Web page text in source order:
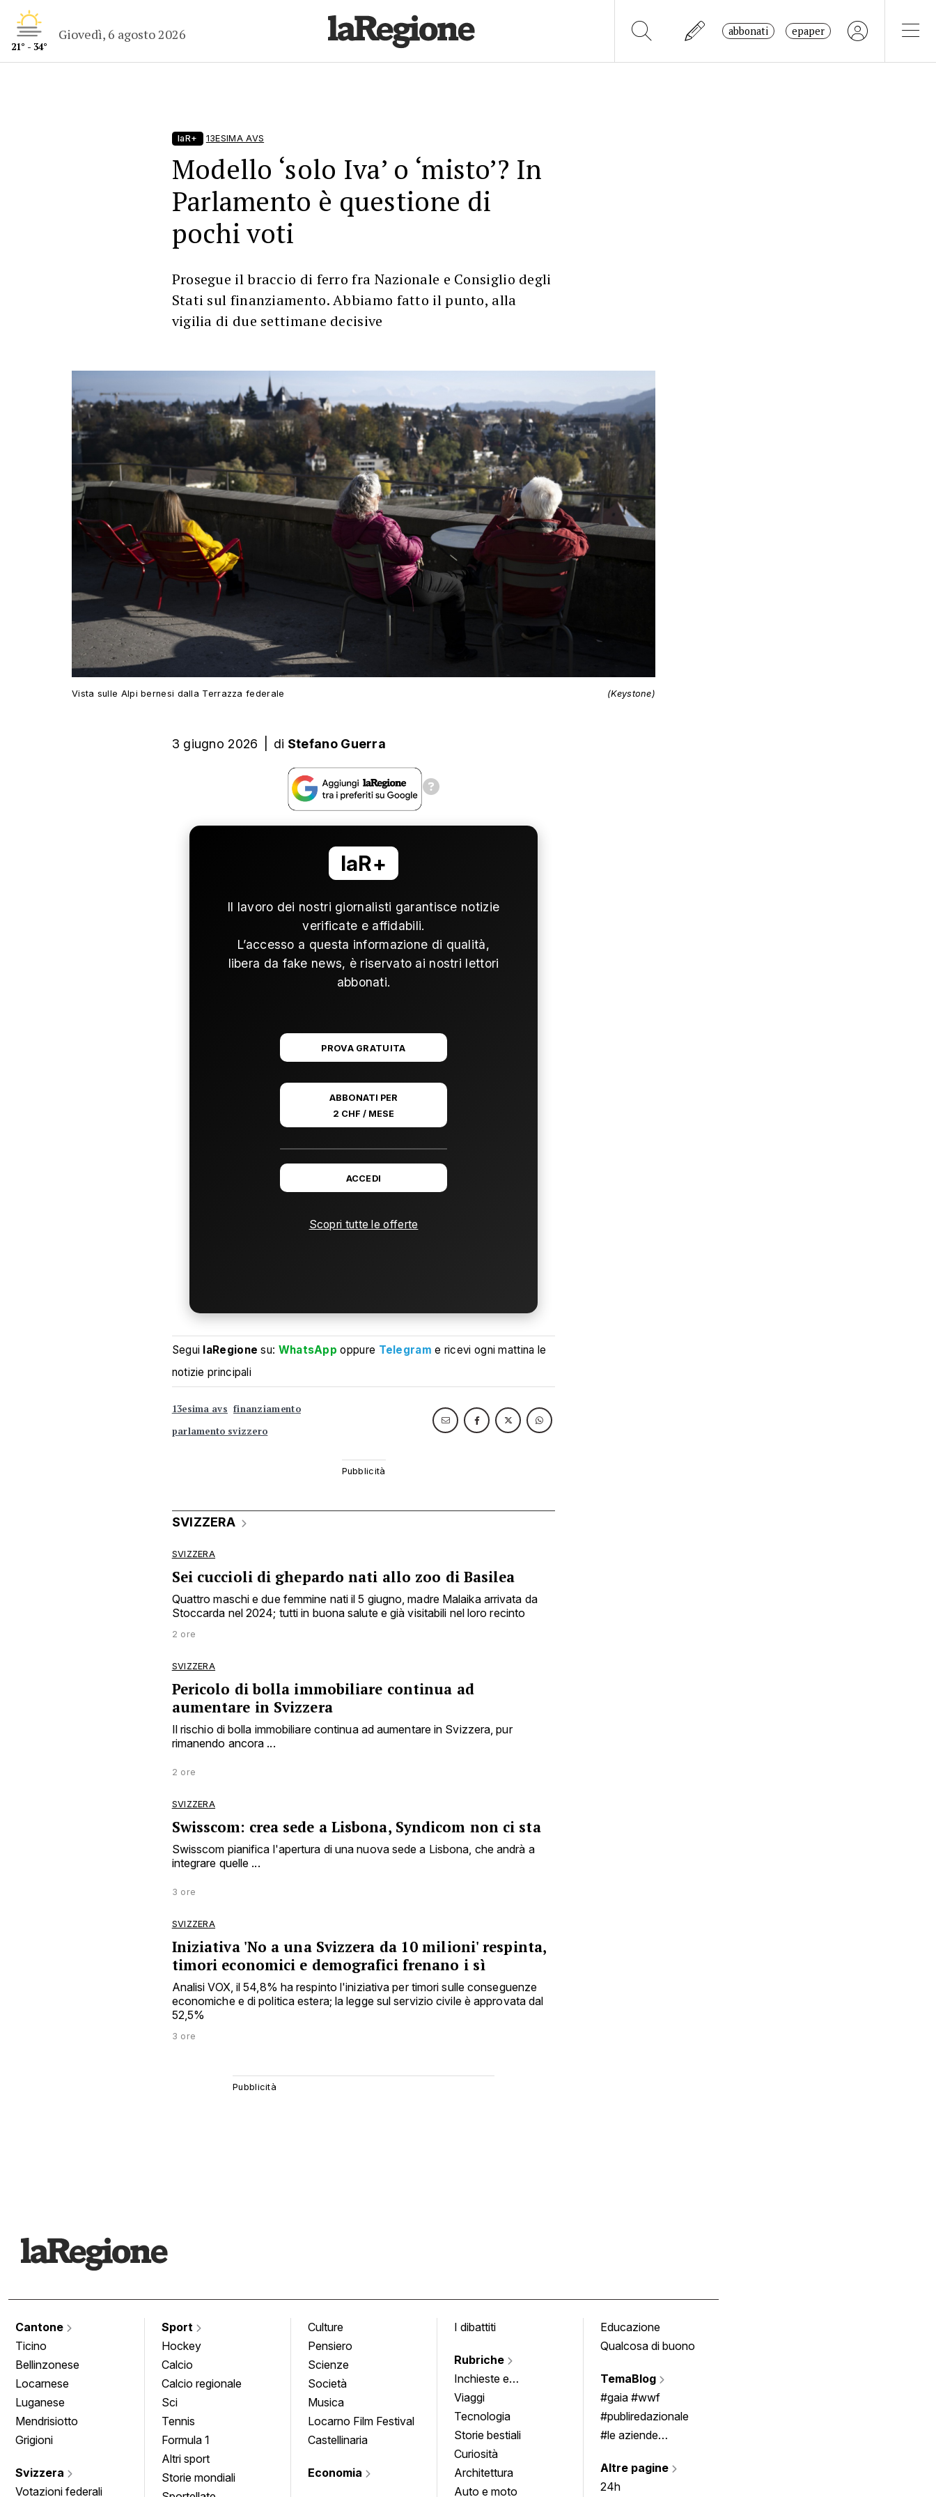
21° - 34°
Giovedì, 6 agosto 2026 abbonati epaper
laR+ 13ESIMA AVS
Modello ‘solo Iva’ o ‘misto’? In
Parlamento è questione di
pochi voti
Prosegue il braccio di ferro fra Nazionale e Consiglio degli
Stati sul finanziamento. Abbiamo fatto il punto, alla
vigilia di due settimane decisive
Vista sulle Alpi bernesi dalla Terrazza federale (Keystone)
3 giugno 2026 di Stefano Guerra
laR+
Il lavoro dei nostri giornalisti garantisce notizie
verificate e affidabili.
L’accesso a questa informazione di qualità,
libera da fake news, è riservato ai nostri lettori
abbonati.
PROVA GRATUITA
ABBONATI PER
2 CHF / MESE
ACCEDI
Scopri tutte le offerte
Segui laRegione su: WhatsApp oppure Telegram e ricevi ogni mattina le
notizie principali
13esima avs finanziamento
parlamento svizzero
SVIZZERA
SVIZZERA
Sei cuccioli di ghepardo nati allo zoo di Basilea
Quattro maschi e due femmine nati il 5 giugno, madre Malaika arrivata da
Stoccarda nel 2024; tutti in buona salute e già visitabili nel loro recinto
2 ore
SVIZZERA
Pericolo di bolla immobiliare continua ad
aumentare in Svizzera
Il rischio di bolla immobiliare continua ad aumentare in Svizzera, pur
rimanendo ancora ...
2 ore
SVIZZERA
Swisscom: crea sede a Lisbona, Syndicom non ci sta
Swisscom pianifica l'apertura di una nuova sede a Lisbona, che andrà a
integrare quelle ...
3 ore
SVIZZERA
Iniziativa 'No a una Svizzera da 10 milioni' respinta,
timori economici e demografici frenano i sì
Analisi VOX, il 54,8% ha respinto l'iniziativa per timori sulle conseguenze
economiche e di politica estera; la legge sul servizio civile è approvata dal
52,5%
3 ore
Cantone
Ticino
Bellinzonese
Locarnese
Luganese
Mendrisiotto
Grigioni
Svizzera
Votazioni federali
Sport
Hockey
Calcio
Calcio regionale
Sci
Tennis
Formula 1
Altri sport
Storie mondiali
Culture
Pensiero
Scienze
Società
Musica
Locarno Film Festival
Castellinaria
Economia
I dibattiti
Rubriche
Inchieste e
approfondimenti
Viaggi
Tecnologia
Storie bestiali
Curiosità
Architettura
Auto e moto
Educazione
Qualcosa di buono
TemaBlog
#gaia #wwf
#publiredazionale
#le aziende
Altre pagine
24h